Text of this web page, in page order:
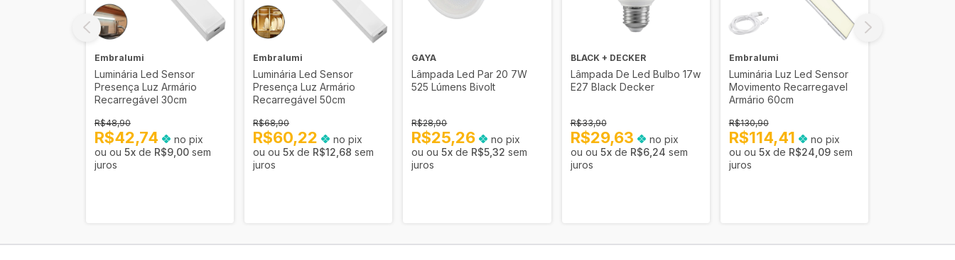
Embralumi
Luminária Led Sensor
Presença Luz Armário
Recarregável 30cm
R$48,90
R$42,74
no pix
5x de R$9,00 sem
juros
Embralumi
Luminária Led Sensor
Presença Luz Armário
Recarregável 50cm
R$68,90
R$60,22
no pix
5xde R$12,68 sem
juros
GAYA
Lâmpada Led Par 20 7W
525 Lúmens Bivolt
R$28,90
R$25,26
no pix
5xde R$5,32 sem
juros
BLACK + DECKER
Lâmpada De Led Bulbo 17w
E27 Black Decker
R$33,90
R$29,63
no pix
5x de R$6,24 sem
juros
Embralumi
Luminária Luz Led Sensor
Movimento Recarregavel
Armário 60cm
R$130,90
R$114,41
no pix
5x de R$24,09 sem
juros